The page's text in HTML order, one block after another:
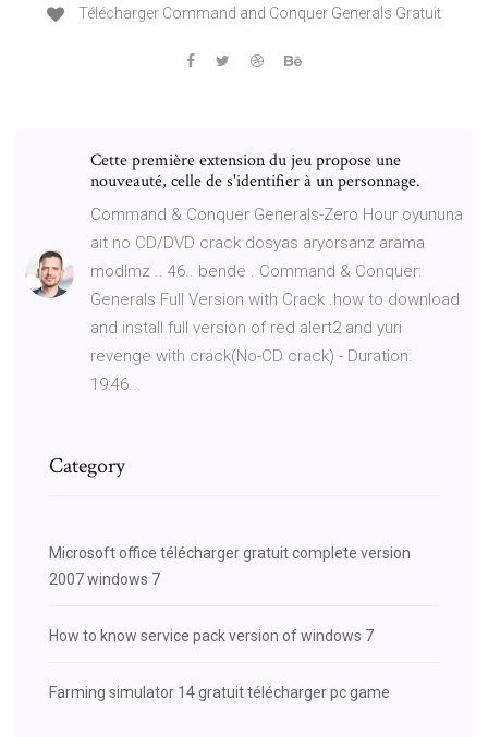
Télécharger Command and Conquer Generals Gratuit
Cette première extension du jeu propose une
nouveauté, celle de s'identifier à un personnage.
Command & Conquer Generals-Zero Hour oyununa
ait no CD/DVD crack dosyas aryorsanz arama
modlmz .. 46.. bende . Command & Conquer:
Generals Full Version with Crack .how to download
and install full version of red alert2 and yuri
revenge with crack(No-CD crack) - Duration:
19:46...
Category
Microsoft office télécharger gratuit complete version
2007 windows 7
How to know service pack version of windows 7
Farming simulator 14 gratuit télécharger pc game